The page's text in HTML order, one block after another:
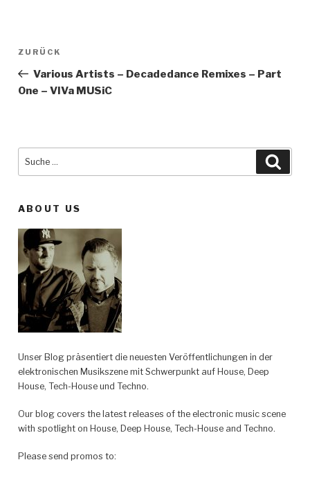
Beitragsnavigation
Vorheriger
ZURÜCK
Various Artists – Decadedance Remixes – Part
One – VIVa MUSiC
ABOUT US
Unser Blog präsentiert die neuesten Veröffentlichungen in der
elektronischen Musikszene mit Schwerpunkt auf House, Deep
House, Tech-House und Techno.
Our blog covers the latest releases of the electronic music scene
with spotlight on House, Deep House, Tech-House and Techno.
Please send promos to: